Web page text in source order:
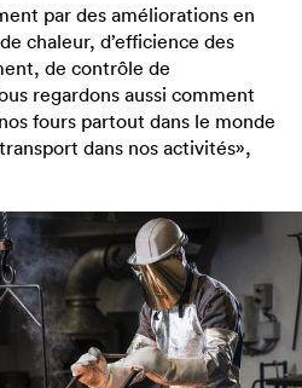
par des améliorations en
chaleur, d’efficience des
de contrôle de
regardons aussi comment
fours partout dans le monde
dans nos activités»,